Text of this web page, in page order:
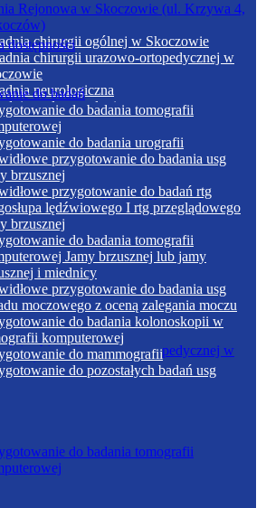
Rejonowa w Skoczowie (ul. Krzywa 4,
chirurgii ogólnej w Skoczowie
chirurgii urazowo-ortopedycznej w
neurologiczna
otolaryngologiczna
chirurgii ogólnej w Skoczowie
chirurgii urazowo-ortopedycznej w
dostępności
do badań
do badania tomografii
do badania urografii
przygotowanie do badania usg
brzusznej
przygotowanie do badań rtg
lędźwiowego I rtg przeglądowego
brzusznej
do badania tomografii
Jamy brzusznej lub jamy
i miednicy
przygotowanie do badania usg
moczowego z oceną zalegania moczu
do badania kolonoskopii w
komputerowej
do mammografii
do pozostałych badań usg
do badania tomografii